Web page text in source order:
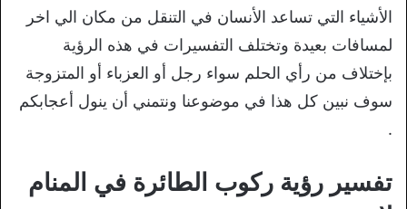
الأشياء التي تساعد الأنسان في التنقل من مكان الي اخر
لمسافات بعيدة وتختلف التفسيرات في هذه الرؤية
بإختلاف من رأي الحلم سواء رجل أو العزباء أو المتزوجة
سوف نبين كل هذا في موضوعنا ونتمني أن ينول أعجابكم
.
تفسير رؤية ركوب الطائرة في المنام